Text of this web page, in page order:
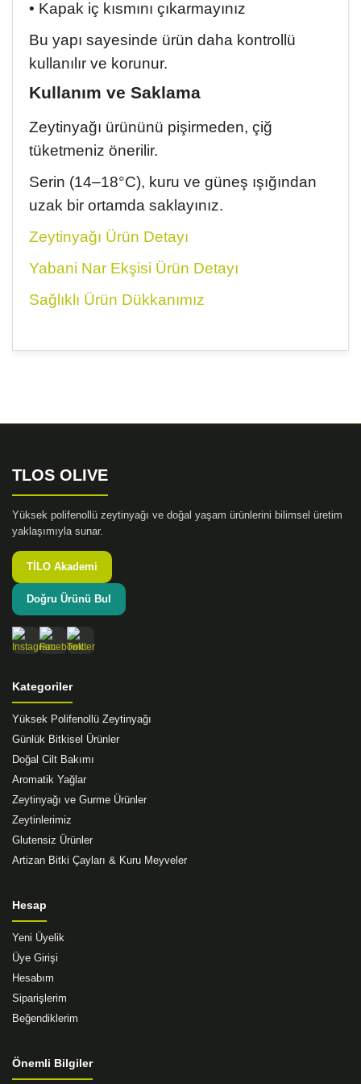
• Kapak iç kısmını çıkarmayınız
Bu yapı sayesinde ürün daha kontrollü
kullanılır ve korunur.
Kullanım ve Saklama
Zeytinyağı ürününü pişirmeden, çiğ
tüketmeniz önerilir.
Serin (14–18°C), kuru ve güneş ışığından
uzak bir ortamda saklayınız.
Zeytinyağı Ürün Detayı
Yabani Nar Ekşisi Ürün Detayı
Sağlıklı Ürün Dükkanımız
Yorum Yaz
Bu ürünün fiyat bilgisi, resim, ürün açıklamalarında ve
Ürün bilgilerinde hatalar bulunuyor.
Bu ürüne benzer farklı alternatifler olmalı.
TLOS OLIVE
Yüksek polifenollü zeytinyağı ve doğal yaşam ürünlerini bilimsel üretim
yaklaşımıyla sunar.
TİLO Akademi
Doğru Ürünü Bul
Kategoriler
Yüksek Polifenollü Zeytinyağı
Günlük Bitkisel Ürünler
Doğal Cilt Bakımı
Aromatik Yağlar
Zeytinyağı ve Gurme Ürünler
Zeytinlerimiz
Glutensiz Ürünler
Artizan Bitki Çayları & Kuru Meyveler
Hesap
Yeni Üyelik
Üye Girişi
Hesabım
Siparişlerim
Beğendiklerim
Önemli Bilgiler